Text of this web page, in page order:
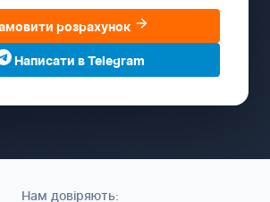
розрахунок
Написати в Telegram
Нам довіряють: